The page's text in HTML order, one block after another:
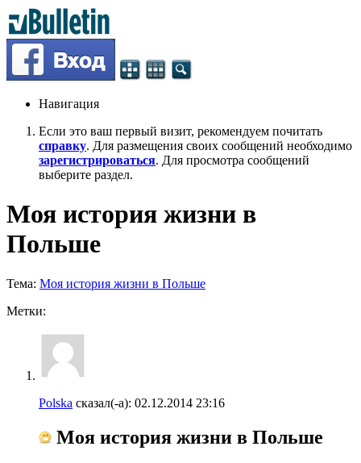
Навигация
Если это ваш первый визит, рекомендуем почитать
справку. Для размещения своих сообщений необходимо
зарегистрироваться. Для просмотра сообщений
выберите раздел.
Моя история жизни в
Польше
Тема: Моя история жизни в Польше
Метки:
Polska сказал(-а): 02.12.2014 23:16
Моя история жизни в Польше